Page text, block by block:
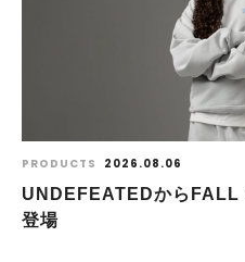
PRODUCTS 2026.08.06
UNDEFEATEDからFALL
登場